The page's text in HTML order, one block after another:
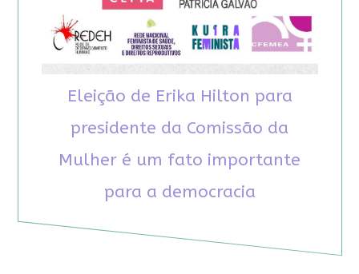
Eleição de Erika Hilton para
presidente da Comissão da
Mulher é um fato importante
para a democracia